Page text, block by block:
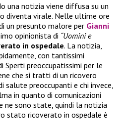
una notizia viene diffusa su un
diventa virale. Nelle ultime ore
un presunto malore per Gianni
opinionista di “Uomini e
in ospedale. La notizia,
con tantissimi
Sperti preoccupatissimi per le
che si tratti di un ricovero
salute preoccupanti e chi invece,
in quanto di comunicazioni
sono state, quindi la notizia
stato ricoverato in ospedale è